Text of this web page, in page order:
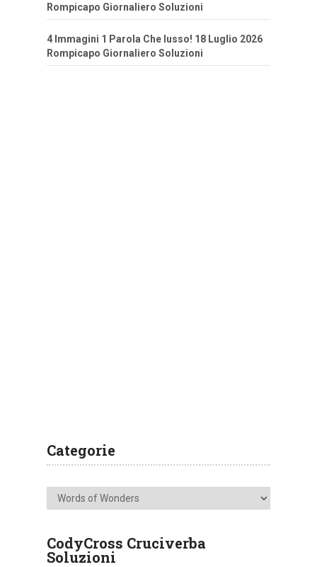
Rompicapo Giornaliero Soluzioni
4 Immagini 1 Parola Che lusso! 18 Luglio 2026
Rompicapo Giornaliero Soluzioni
Categorie
Categorie
CodyCross Cruciverba
Soluzioni